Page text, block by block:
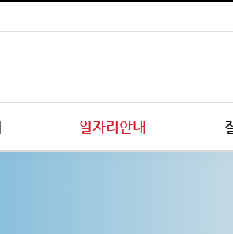
일자리안내